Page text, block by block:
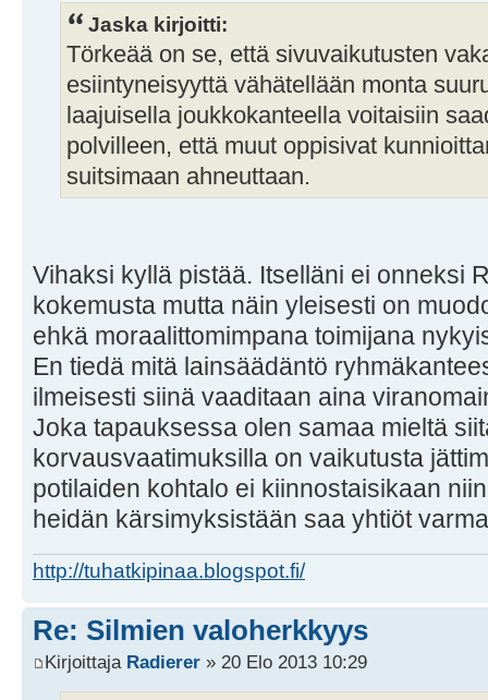
Jaska kirjoitti:
Törkeää on se, että sivuvaikutusten
esiintyneisyyttä vähätellään monta
laajuisella joukkokanteella voitaisiin
polvilleen, että muut oppisivat
suitsimaan ahneuttaan.
Vihaksi kyllä pistää. Itselläni ei onneksi
kokemusta mutta näin yleisesti on
ehkä moraalittomimpana toimijana
En tiedä mitä lainsäädäntö
ilmeisesti siinä vaaditaan aina
Joka tapauksessa olen samaa mieltä
korvausvaatimuksilla on vaikutusta
potilaiden kohtalo ei kiinnostaisikaan
heidän kärsimyksistään saa yhtiöt
http://tuhatkipinaa.blogspot.fi/
Re: Silmien valoherkkyys
Kirjoittaja Radierer » 20 Elo 2013 10:29